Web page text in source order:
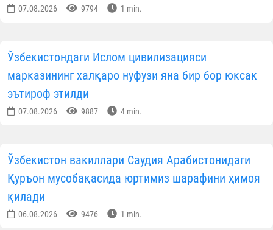
07.08.2026 9794 1 min.
Ўзбекистондаги Ислом цивилизацияси
марказининг халқаро нуфузи яна бир бор юксак
эътироф этилди
07.08.2026 9887 4 min.
Ўзбекистон вакиллари Саудия Арабистонидаги
Қуръон мусобақасида юртимиз шарафини ҳимоя
қилади
06.08.2026 9476 1 min.